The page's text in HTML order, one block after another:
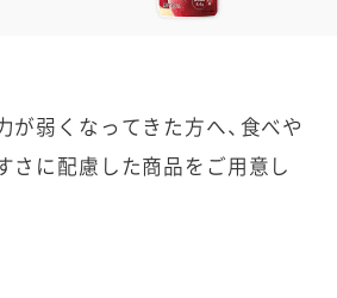
が弱くなってきた方へ、食べや
さに配慮した商品をご用意し